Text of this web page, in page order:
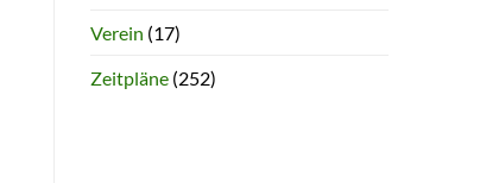
Verein (17)
Zeitpläne(252)